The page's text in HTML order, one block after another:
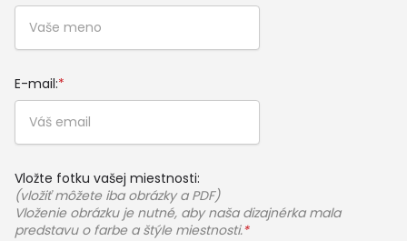
E-mail:*
Vložte fotku vašej miestnosti:
(vložiť môžete iba obrázky a PDF)
Vloženie obrázku je nutné, aby naša dizajnérka mala
predstavu o farbe a štýle miestnosti.*